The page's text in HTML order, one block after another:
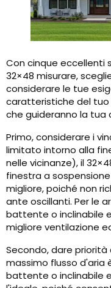
Con cinque eccellenti
32×48 misurare,
considerare le tue
caratteristiche del tuo
che guideranno la tua
Primo, considerare i
limitato intorno alla
nelle vicinanze), il
finestra a
migliore, poiché non
ante oscillanti. Per le
battente o inclinabile
migliore ventilazione
Secondo, dare priorità
massimo flusso d'aria
battente o inclinabile